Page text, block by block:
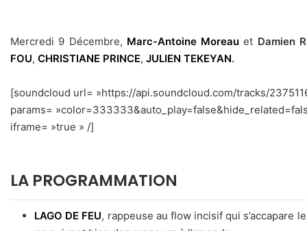
Mercredi 9 Décembre, Marc-Antoine Moreauet Damien
FOU, CHRISTIANE PRINCE, JULIEN TEKEYAN.
[soundcloud url= »https://api.soundcloud.com/tracks/
params=
iframe= »true » /]
LA PROGRAMMATION
LAGO DE FEU, rappeuse au flow incisif qui s’accapare